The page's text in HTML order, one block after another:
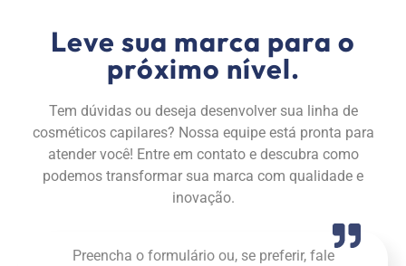
Leve sua marca para o
próximo nível.
Tem dúvidas ou deseja desenvolver sua linha de
cosméticos capilares? Nossa equipe está pronta para
atender você! Entre em contato e descubra como
podemos transformar sua marca com qualidade e
inovação.
Preencha o formulário ou, se preferir, fale